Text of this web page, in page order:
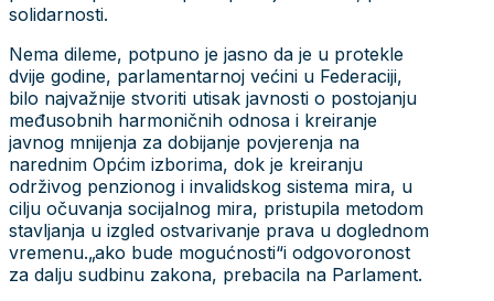
solidarnosti.
Nema dileme, potpuno je jasno da je u protekle
dvije godine, parlamentarnoj većini u Federaciji,
bilo najvažnije stvoriti utisak javnosti o postojanju
međusobnih harmoničnih odnosa i kreiranje
javnog mnijenja za dobijanje povjerenja na
narednim Općim izborima, dok je kreiranju
održivog penzionog i invalidskog sistema mira, u
cilju očuvanja socijalnog mira, pristupila metodom
stavljanja u izgled ostvarivanje prava u doglednom
vremenu.„ako bude mogućnosti“i odgovoronost
za dalju sudbinu zakona, prebacila na Parlament.